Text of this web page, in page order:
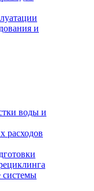
и
воды и
расходов
системы